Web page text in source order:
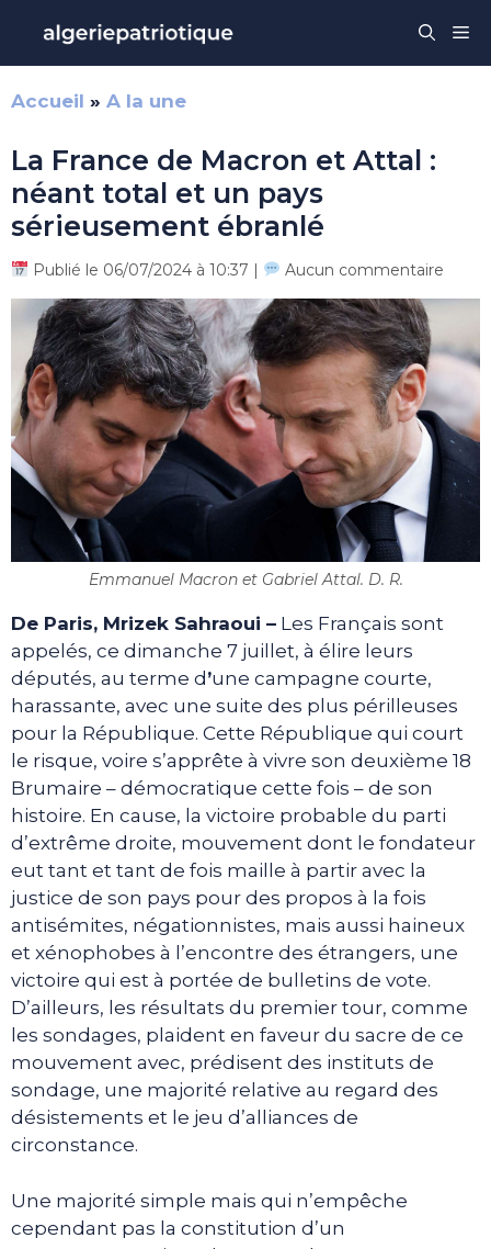
contenu
Accueil » A la une
La France de Macron et Attal :
néant total et un pays
sérieusement ébranlé
Publié le 06/07/2024 à 10:37 | Aucun commentaire
Emmanuel Macron et Gabriel Attal. D. R.
De Paris, Mrizek Sahraoui­ – Les Français sont
appelés, ce dimanche 7 juillet, à élire leurs
députés, au terme d ’une campagne courte,
harassante, avec une suite des plus périlleuses
pour la République. Cette République qui court
le risque, voire s’apprête à vivre son deuxième 18
Brumaire – démocratique cette fois – de son
histoire. En cause, la victoire probable du parti
d’extrême droite, mouvement dont le fondateur
eut tant et tant de fois maille à partir avec la
justice de son pays pour des propos à la fois
antisémites, négationnistes, mais aussi haineux
et xénophobes à l’encontre des étrangers, une
victoire qui est à portée de bulletins de vote.
D’ailleurs, les résultats du premier tour, comme
les sondages, plaident en faveur du sacre de ce
mouvement avec, prédisent des instituts de
sondage, une majorité relative au regard des
désistements et le jeu d’alliances de
circonstance.
Une majorité simple mais qui n’empêche
cependant pas la constitution d’un